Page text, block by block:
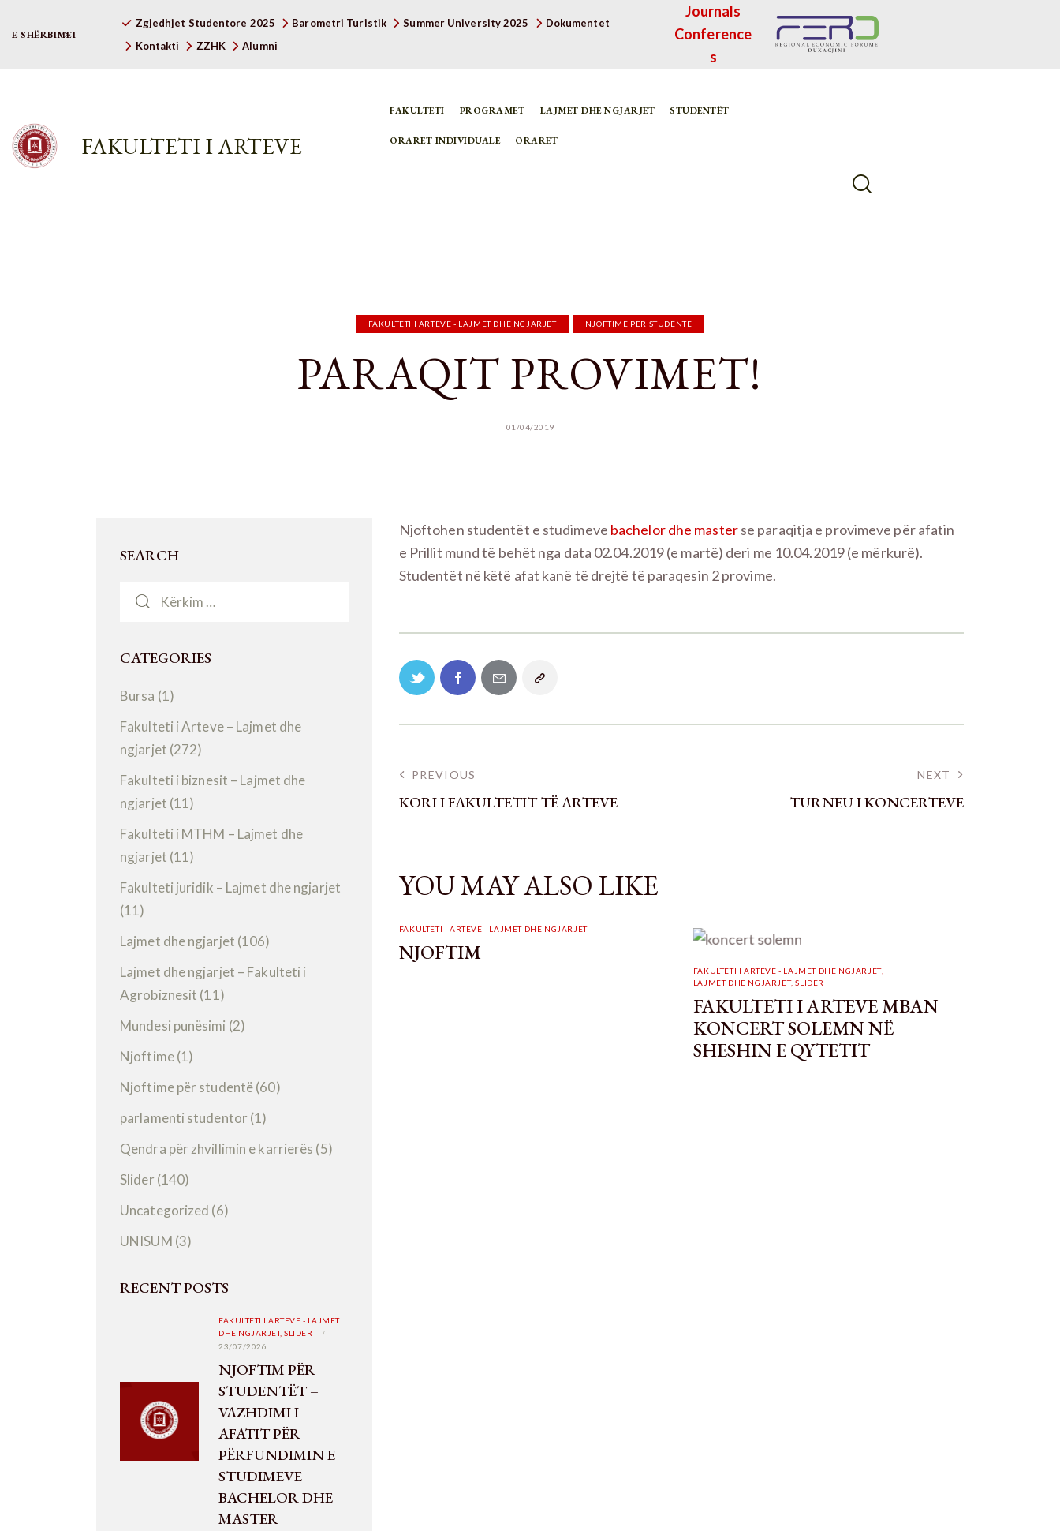
E-SHËRBIMET
Zgjedhjet Studentore 2025 Barometri Turistik Summer University 2025
Dokumentet
Kontakti
ZZHK Alumni
Journals
Conference
s
FAKULTETI I ARTEVE
FAKULTETI PROGRAMET LAJMET DHE NGJARJET STUDENTËT
ORARET INDIVIDUALE ORARET
FAKULTETI I ARTEVE - LAJMET DHE NGJARJET NJOFTIME PËR STUDENTË
PARAQIT PROVIMET!
01/04/2019
Njoftohen studentët e studimeve bachelor dhe masterse paraqitja e provimeve për afatin
e Prillit mund të behët nga data 02.04.2019 (e martë) deri me 10.04.2019 (e mërkurë).
Studentët në këtë afat kanë të drejtë të paraqesin 2 provime.
PREVIOUS
KORI I FAKULTETIT TË ARTEVE
NEXT
TURNEU I KONCERTEVE
YOU MAY ALSO LIKE
FAKULTETI I ARTEVE - LAJMET DHE NGJARJET
NJOFTIM
FAKULTETI I ARTEVE - LAJMET DHE NGJARJET,
LAJMET DHE NGJARJET,SLIDER
FAKULTETI I ARTEVE MBAN
KONCERT SOLEMN NË
SHESHIN E QYTETIT
SEARCH
CATEGORIES
Bursa (1)
Fakulteti i Arteve – Lajmet dhe
ngjarjet (272)
Fakulteti i biznesit – Lajmet dhe
ngjarjet (11)
Fakulteti i MTHM – Lajmet dhe
ngjarjet (11)
Fakulteti juridik – Lajmet dhe ngjarjet
(11)
Lajmet dhe ngjarjet (106)
Lajmet dhe ngjarjet – Fakulteti i
Agrobiznesit (11)
Mundesi punësimi (2)
Njoftime(1)
Njoftime për studentë(60)
parlamenti studentor (1)
Qendra për zhvillimin e karrierës (5)
Slider (140)
Uncategorized (6)
UNISUM (3)
RECENT POSTS
FAKULTETI I ARTEVE - LAJMET
DHE NGJARJET, SLIDER
23/07/2026
NJOFTIM PËR
STUDENTËT –
VAZHDIMI I
AFATIT PËR
PËRFUNDIMIN E
STUDIMEVE
BACHELOR DHE
MASTER